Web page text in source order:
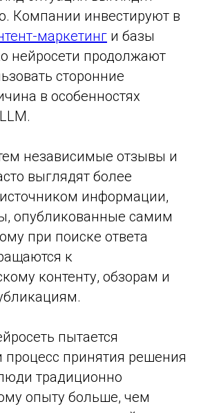
Компании инвестируют в
маркетинг и базы
нейросети продолжают
сторонние
в особенностях
независимые отзывы и
выглядят более
информации,
опубликованные самим
при поиске ответа
к
контенту, обзорам и
пытается
процесс принятия решения
традиционно
опыту больше, чем